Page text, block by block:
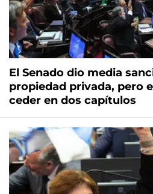
El Senado dio media
propiedad privada, pero
ceder en dos capítulos